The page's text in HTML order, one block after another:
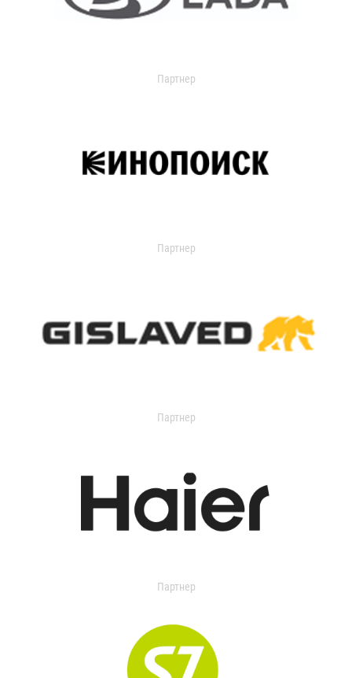
Партнер
Партнер
Партнер
Партнер